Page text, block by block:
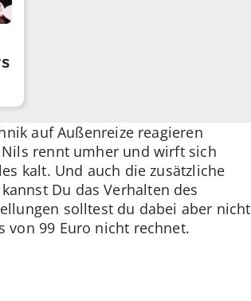
auf Außenreize reagieren
rennt umher und wirft sich
kalt. Und auch die zusätzliche
Du das Verhalten des
solltest du dabei aber nicht
von 99 Euro nicht rechnet.